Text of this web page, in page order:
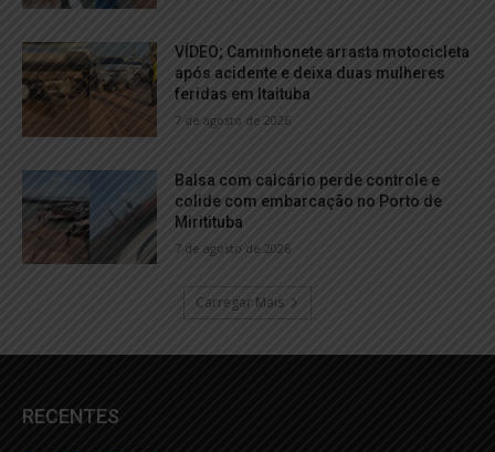
VÍDEO; Caminhonete arrasta motocicleta
após acidente e deixa duas mulheres
feridas em Itaituba
7 de agosto de 2026
Balsa com calcário perde controle e
colide com embarcação no Porto de
Miritituba
7 de agosto de 2026
Carregar Mais
RECENTES